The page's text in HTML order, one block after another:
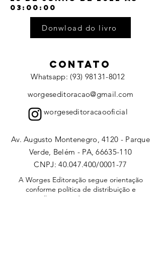
03:00:00
Donwload do livro
CONTATO
Whatsapp: (93) 98131-8012
worgeseditoracao@gmail.com
worgeseditoracaooficial
Av. Augusto Montenegro, 4120 - Parque
Verde, Belém - PA, 66635-110
CNPJ:40.047.400/0001-77
A Worges Editoração segue orientação
conforme política de distribuição e
compartilhamento da